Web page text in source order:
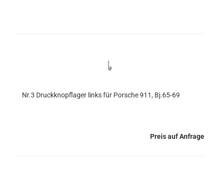
Nr.3 Druckknopflager links für Porsche 911, Bj.65-69
Preis auf Anfrage